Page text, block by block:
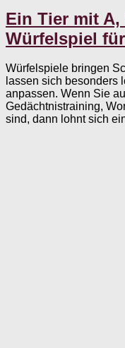
Ein Tier mit
Würfelspiel
Würfelspiele bringen
lassen sich besonders
anpassen. Wenn Sie
Gedächtnistraining,
sind, dann lohnt sich